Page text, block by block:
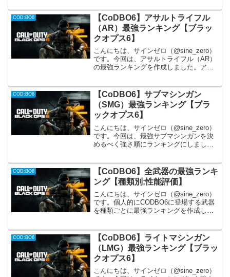
なります。...
COD:BO6
【CoDBO6】アサルトライフル
（AR）最強ランキング【ブラッ
クオプス6】
こんにちは、サインゼロ（@sine_zero）
です。今回は、アサルトライフル（AR）
の最強ランキングを作成しました。アサ
トの組み合わせにより強さ変動は考慮し
ていません。...
COD:BO6
【CoDBO6】サブマシンガン
（SMG）最強ランキング【ブラ
ックオプス6】
こんにちは、サインゼロ（@sine_zero）
です。今回は、最強サブマシンガンを決
めるべく強さ順にランキングにしまし
使った際の素の強さだけで判断している
ので、アタッチメ...
COD:BO6
【CoDBO6】全武器の最強ランキ
ング【種類別:性能評価】
こんにちは、サインゼロ（@sine_zero）
です。個人的にCODBO6に登場する武器
を種類ごとに最強ランキングを作成して
で調整が入った場合、その都度更新をし
ております...
COD:BO6
【CoDBO6】ライトマシンガン
（LMG）最強ランキング【ブラッ
クオプス6】
こんにちは、サインゼロ（@sine_zero）